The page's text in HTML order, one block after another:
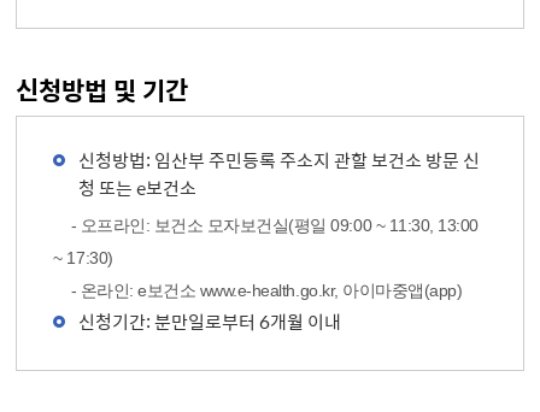
신청방법 및 기간
신청방법: 임산부 주민등록 주소지 관할 보건소 방문 신
청 또는 e보건소
- 오프라인: 보건소 모자보건실(평일 09:00 ~ 11:30, 13:00
~ 17:30)
- 온라인: e보건소 www.e-health.go.kr, 아이마중앱(app)
신청기간: 분만일로부터 6개월 이내